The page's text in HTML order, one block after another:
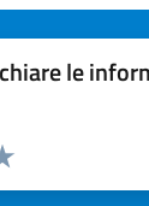
le
pagina
5 stelle su 5
4 stelle su 5
su 5
su 5
5